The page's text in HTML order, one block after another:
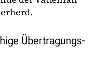
Übertragungs-